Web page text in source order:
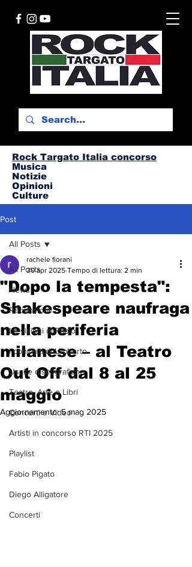
Rock Targato Italia concorso
Musica
Notizie
Opinioni
Culture
Post
All Posts
News
Recensioni
Le visioni di Paolo
I concerti di Umberto
Uscite discografiche
Teatro, Arte e Libri
Concerti e Video
Artisti in concorso RTI 2025
Playlist
Fabio Pigato
Diego Alligatore
Concerti
All Posts
"Dopo la tempesta":
Shakespeare naufraga
nella periferia
milanese – al Teatro
Out Off dal 8 al 25
maggio
rachele fiorani
30 apr 2025 Tempo di lettura: 2 min
Aggiornamento:5 mag 2025